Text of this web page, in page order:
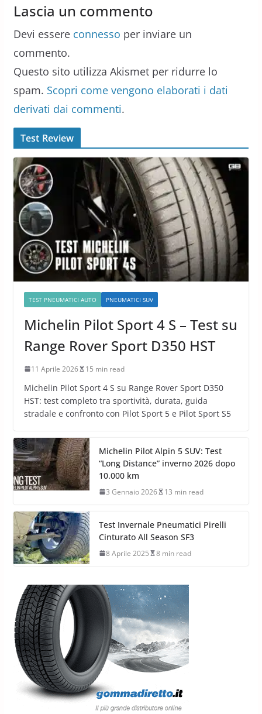
Lascia un commento
Devi essere connesso per inviare un
commento.
Questo sito utilizza Akismet per ridurre lo
spam. Scopri come vengono elaborati i dati
derivati dai commenti.
Test Review
TEST PNEUMATICI AUTO PNEUMATICI SUV
Michelin Pilot Sport 4 S – Test su
Range Rover Sport D350 HST
11 Aprile 2026 15 min read
Michelin Pilot Sport 4 S su Range Rover Sport D350
HST: test completo tra sportività, durata, guida
stradale e confronto con Pilot Sport 5 e Pilot Sport S5
Michelin Pilot Alpin 5 SUV: Test
“Long Distance” inverno 2026 dopo
10.000 km
3 Gennaio 2026 13 min read
Test Invernale Pneumatici Pirelli
Cinturato All Season SF3
8 Aprile 2025 8 min read